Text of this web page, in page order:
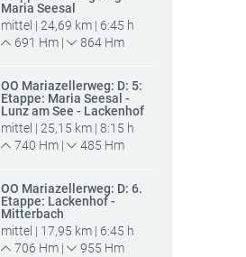
Maria Seesal
mittel | 24,69 km | 6:45 h
691 Hm |
864 Hm
OÖ Mariazellerweg: D: 5:
Etappe: Maria Seesal -
Lunz am See - Lackenhof
mittel | 25,15 km | 8:15 h
740 Hm |
485 Hm
OÖ Mariazellerweg: D: 6.
Etappe: Lackenhof -
Mitterbach
mittel | 17,95 km | 6:45 h
706 Hm |
955 Hm